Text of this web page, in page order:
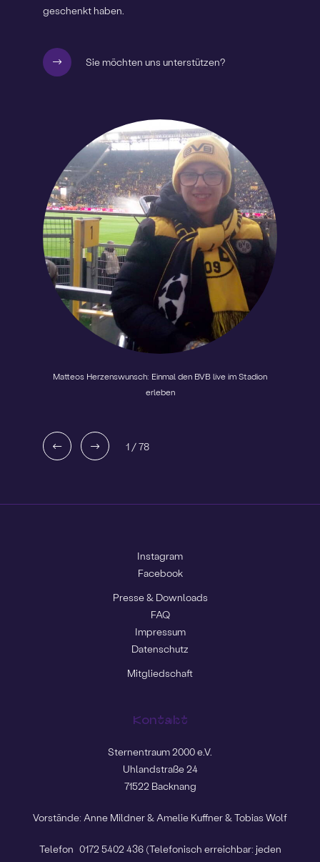
geschenkt haben.
Sie möchten uns unterstützen?
Matteos Herzenswunsch: Einmal den BVB live im Stadion
erleben
1 /78
Instagram
Facebook
Presse & Downloads
FAQ
Impressum
Datenschutz
Mitgliedschaft
Kontakt
Sternentraum 2000 e.V.
Uhlandstraße 24
71522 Backnang
Vorstände: Anne Mildner & Amelie Kuffner & Tobias Wolf
Telefon 0172 5402 436 (Telefonisch erreichbar: jeden